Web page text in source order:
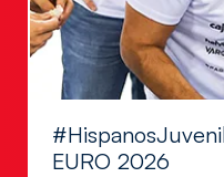
EURO 2026